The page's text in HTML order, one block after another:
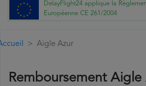
DelayFlight24 applique la
Européenne CE 261/2004
Aigle Azur
Remboursement Aigle